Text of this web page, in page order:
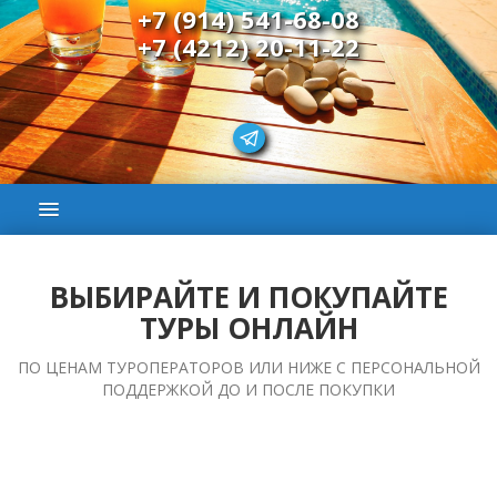
+7 (914) 541-68-08
+7 (4212) 20-11-22
ВЫБИРАЙТЕ И ПОКУПАЙТЕ
ТУРЫ ОНЛАЙН
ПО ЦЕНАМ ТУРОПЕРАТОРОВ ИЛИ НИЖЕ С ПЕРСОНАЛЬНОЙ
ПОДДЕРЖКОЙ ДО И ПОСЛЕ ПОКУПКИ